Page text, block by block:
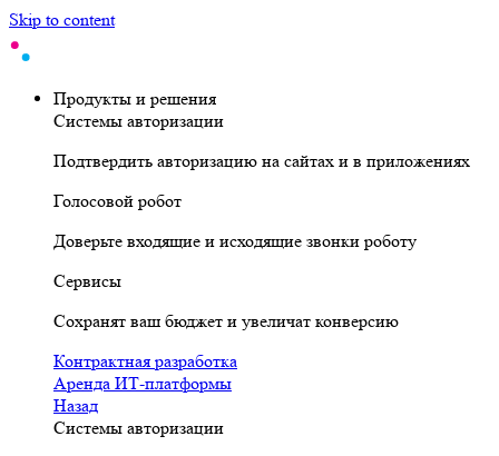
Skip to content
Продукты и решения
Системы авторизации
Подтвердить авторизацию на сайтах и в приложениях
Голосовой робот
Доверьте входящие и исходящие звонки роботу
Сервисы
Сохранят ваш бюджет и увеличат конверсию
Контрактная разработка
Аренда ИТ-платформы
Назад
Системы авторизации